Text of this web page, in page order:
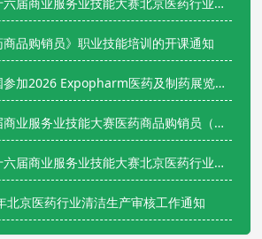
品购销员》职业技能培训的开课通知
关于组团赴德国参加2026 Expopharm医药及制药展览会的函
北京市第十六届商业服务业技能大赛医药商品购销员（药品购销员）复赛通知
关于北京市第十六届商业服务业技能大赛北京医药行业协会组委会医药商品购销员（药品购销员）初赛成绩公示的公告
北京医药行业清洁生产审核工作通知